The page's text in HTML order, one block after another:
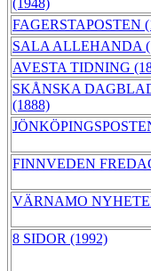
(1948)
FAGERSTAPOSTEN
SALA ALLEHANDA
AVESTA TIDNING
SKÅNSKA
(1888)
FINNVEDEN
VÄRNAMO
8 SIDOR (1992)